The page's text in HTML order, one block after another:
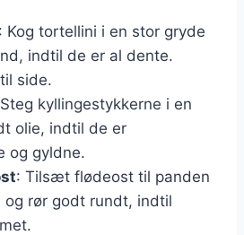
: Kog tortellini i en stor gryde
indtil de er al dente.
side.
kyllingestykkerne i en
olie, indtil de er
og gyldne.
: Tilsæt flødeost til panden
og rør godt rundt, indtil